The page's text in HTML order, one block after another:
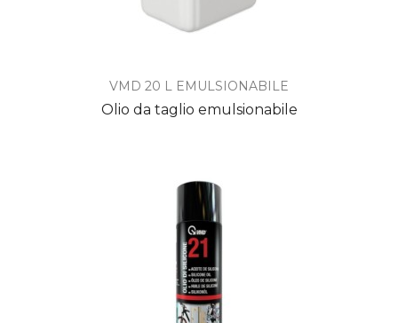
VMD 20 L EMULSIONABILE
Olio da taglio emulsionabile